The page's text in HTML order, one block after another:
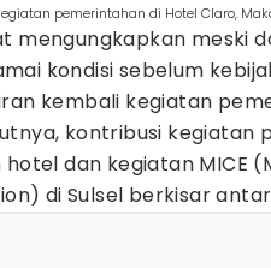
pemerintahan di Hotel Claro,
mengungkapkan meski
kondisi sebelum
kembali kegiatan
kontribusi
hotel dan kegiatan MICE
di Sulsel berkisar